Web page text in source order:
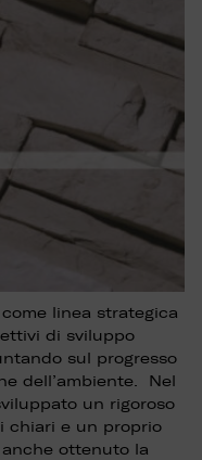
linea strategica
di sviluppo
sul progresso
dell’ambiente. Nel
un rigoroso
chiari e un proprio
ottenuto la